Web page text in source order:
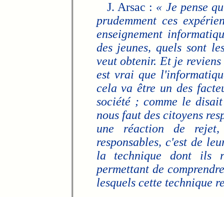
J. Arsac : « Je pense
prudemment ces
enseignement
des jeunes, quels sont
veut obtenir. Et je
est vrai que
cela va être un des
société ; comme le
nous faut des citoyens
une réaction de
responsables, c'est de
la technique dont ils
permettant de
lesquels cette technique